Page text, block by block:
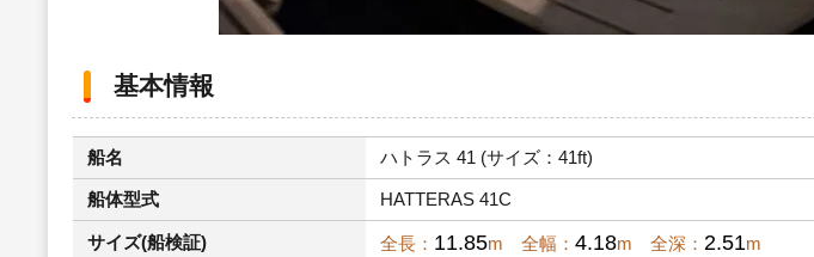
基本情報
船名 ハトラス 41 (サイズ：41ft)
船体型式 HATTERAS 41C
サイズ(船検証) 全長： 11.85m 全幅： 4.18m 全深： 2.51m